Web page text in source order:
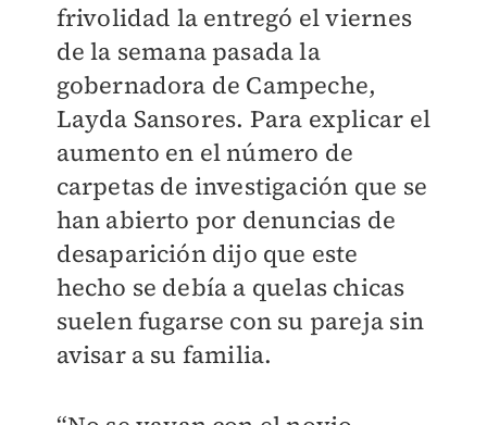
frivolidad la entregó el viernes
de la semana pasada la
gobernadora de Campeche,
Layda Sansores. Para explicar el
aumento en el número de
carpetas de investigación que se
han abierto por denuncias de
desaparición dijo que este
hecho se debía a quelas chicas
suelen fugarse con su pareja sin
avisar a su familia.